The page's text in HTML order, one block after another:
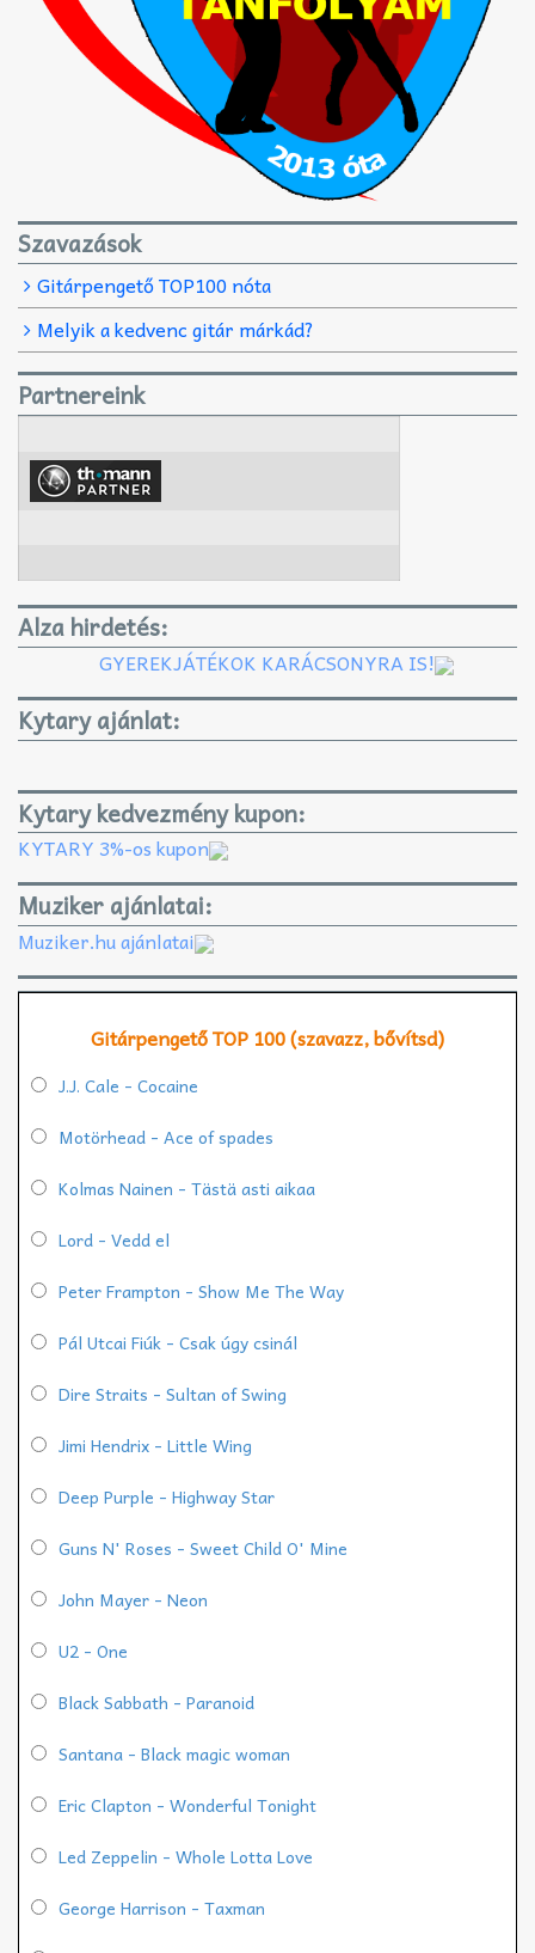
Szavazások
Gitárpengető TOP100 nóta
Melyik a kedvenc gitár márkád?
Partnereink
Alza hirdetés:
GYEREKJÁTÉKOK KARÁCSONYRA IS!
Kytary ajánlat:
Kytary kedvezmény kupon:
KYTARY 3%-os kupon
Muziker ajánlatai:
Muziker.hu ajánlatai
Gitárpengető TOP 100 (szavazz, bővítsd)
J.J. Cale - Cocaine
Motörhead - Ace of spades
Kolmas Nainen - Tästä asti aikaa
Lord - Vedd el
Peter Frampton - Show Me The Way
Pál Utcai Fiúk - Csak úgy csinál
Dire Straits - Sultan of Swing
Jimi Hendrix - Little Wing
Deep Purple - Highway Star
Guns N' Roses - Sweet Child O' Mine
John Mayer - Neon
U2 - One
Black Sabbath - Paranoid
Santana - Black magic woman
Eric Clapton - Wonderful Tonight
Led Zeppelin - Whole Lotta Love
George Harrison - Taxman